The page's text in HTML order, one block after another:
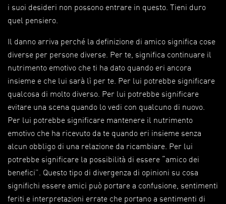
i suoi desideri non possono entrare in questo. Tieni duro
quel pensiero.
Il danno arriva perché la definizione di amico significa cose
diverse per persone diverse. Per te, significa continuare il
nutrimento emotivo che ti ha dato quando eri ancora
insieme e che lui sarà lì per te. Per lui potrebbe significare
qualcosa di molto diverso. Per lui potrebbe significare
evitare una scena quando lo vedi con qualcuno di nuovo.
Per lui potrebbe significare mantenere il nutrimento
emotivo che ha ricevuto da te quando eri insieme senza
alcun obbligo di una relazione da ricambiare. Per lui
potrebbe significare la possibilità di essere “amico dei
benefici”. Questo tipo di divergenza di opinioni su cosa
significhi essere amici può portare a confusione, sentimenti
feriti e interpretazioni errate che portano a sentimenti di